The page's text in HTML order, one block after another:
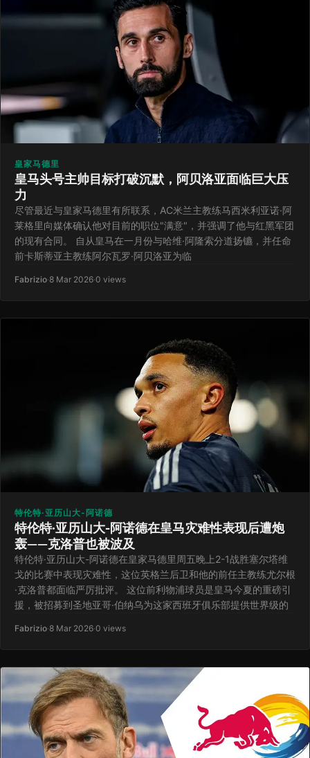
皇家马德里
皇马头号主帅目标打破沉默，阿贝洛亚面临巨大压
力
尽管最近与皇家马德里有所联系，AC米兰主教练马西米利亚诺·阿
莱格里向媒体确认他对目前的职位"满意"，并强调了他与红黑军团
的现有合同。 自从皇马在一月份与哈维·阿隆索分道扬镳，并任命
前卡斯蒂亚主教练阿尔瓦罗·阿贝洛亚为临
Fabrizio·8 Mar 2026·0 views
特伦特·亚历山大-阿诺德
特伦特·亚历山大-阿诺德在皇马灾难性表现后遭炮
轰——克洛普也被波及
特伦特·亚历山大-阿诺德在皇家马德里周五晚上2-1战胜塞尔塔维
戈的比赛中表现灾难性，这位英格兰后卫和他的前任主教练尤尔根
·克洛普都面临严厉批评。 这位前利物浦球员是皇马今夏的重磅引
援，被招募到圣地亚哥·伯纳乌为这家西班牙俱乐部提供世界级的
Fabrizio·8 Mar 2026·0 views